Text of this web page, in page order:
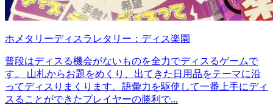
ホメタリーディスラレタリー：ディス楽園
普段はディスる機会がないものを全力でディスるゲームで
す。 山札からお題をめくり、出てきた日用品をテーマに沿
ってディスりまくります。語彙力を駆使して一番上手にディ
スることができたプレイヤーの勝利で...